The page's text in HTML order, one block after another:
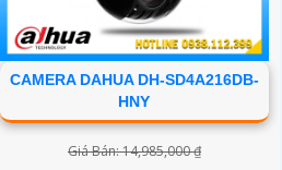
CAMERA DAHUA DH-SD4A216DB-
HNY
Giá Bán: 14,985,000 ₫